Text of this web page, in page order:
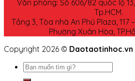
Văn phòng: Số 606/82 quốc lộ
Tp.HCM.
Tầng 3, Tòa nhà An Phú Plaza, 117
Phường Xuân Hòa,
Copyright 2026 © Daotaotinhoc.vn